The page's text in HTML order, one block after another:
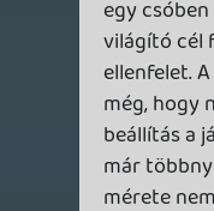
mélázás az
civilizáció
túlélők
vannak bármelyik
különc alakok és
akit mintha
évek
csak azért lenne
zombi segget,